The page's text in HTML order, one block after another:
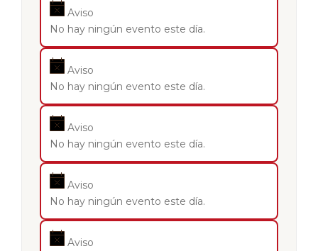
Aviso
No hay ningún evento este día.
Aviso
No hay ningún evento este día.
Aviso
No hay ningún evento este día.
Aviso
No hay ningún evento este día.
Aviso